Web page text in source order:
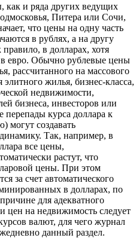
и ряда других ведущих
Питера или Сочи,
что цены на одну часть
в рублях, а на другу
в долларах, хотя
евро. Обычно рублевые цены
рассчитанного на массового
жилья, бизнес-класса,
недвижимости,
бизнеса, инвесторов или
курса доллара к
могут создавать
Так, например, в
все цены,
растут, что
цены. При этом
за счет автоматического
в долларах, по
для адекватного
цен на недвижимость следует
валют, для чего журнал
данный раздел.